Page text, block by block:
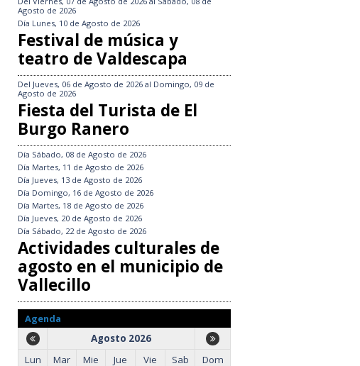
Agosto de 2026
Día Lunes, 10 de Agosto de 2026
Festival de música y
teatro de Valdescapa
Del Jueves, 06 de Agosto de 2026 al Domingo, 09 de
Agosto de 2026
Fiesta del Turista de El
Burgo Ranero
Día Sábado, 08 de Agosto de 2026
Día Martes, 11 de Agosto de 2026
Día Jueves, 13 de Agosto de 2026
Día Domingo, 16 de Agosto de 2026
Día Martes, 18 de Agosto de 2026
Día Jueves, 20 de Agosto de 2026
Día Sábado, 22 de Agosto de 2026
Actividades culturales de
agosto en el municipio de
Vallecillo
Agenda
Agosto 2026
Lun
Mar Mie Jue Vie Sab
Dom